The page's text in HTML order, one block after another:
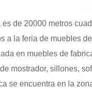
de 20000 metros
a la feria de muebles
en muebles de
mostrador, sillones,
se encuentra en la